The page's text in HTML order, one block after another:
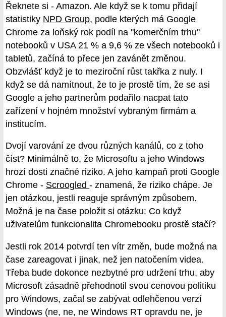
Řeknete si - Amazon. Ale když se k tomu přidají
statistiky NPD Group, podle kterých má Google
Chrome za loňský rok podíl na "komerčním trhu"
notebooků v USA 21 % a 9,6 % ze všech notebooků i
tabletů, začíná to přece jen zavánět změnou.
Obzvlášť když je to meziroční růst takřka z nuly. I
když se dá namítnout, že to je prostě tím, že se asi
Google a jeho partnerům podařilo nacpat tato
zařízení v hojném množství vybraným firmám a
institucím.
Dvojí varování ze dvou různých kanálů, co z toho
číst? Minimálně to, že Microsoftu a jeho Windows
hrozí dosti značné riziko. A jeho kampaň proti Google
Chrome - Scroogled - znamená, že riziko chápe. Je
jen otázkou, jestli reaguje správným způsobem.
Možná je na čase položit si otázku: Co když
uživatelům funkcionalita Chromebooku prostě stačí?
Jestli rok 2014 potvrdí ten vítr změn, bude možná na
čase zareagovat i jinak, než jen natočením videa.
Třeba bude dokonce nezbytné pro udržení trhu, aby
Microsoft zásadně přehodnotil svou cenovou politiku
pro Windows, začal se zabývat odlehčenou verzí
Windows (ne, ne, ne Windows RT opravdu ne, je